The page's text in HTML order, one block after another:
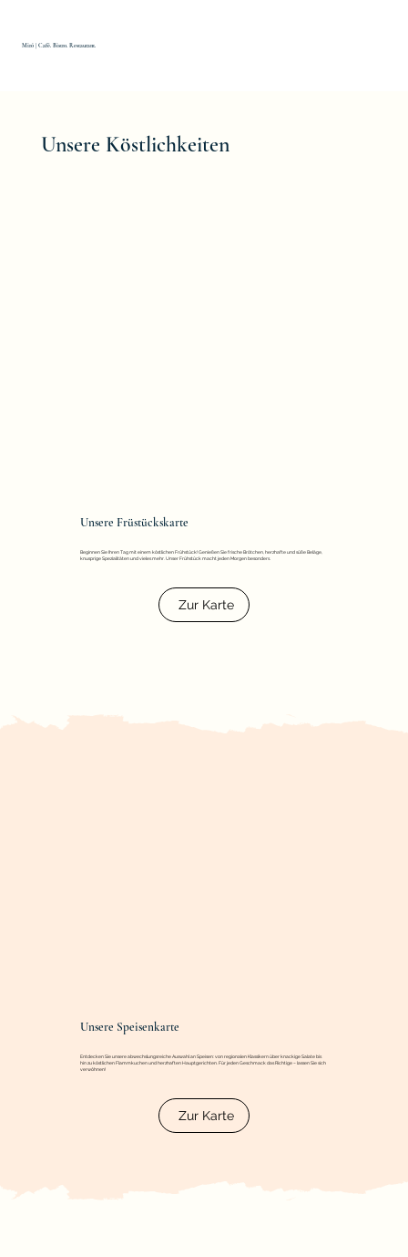
Miró | Café. Bistro. Restaurant.
Unsere Köstlichkeiten
Unsere Früstückskarte
Beginnen Sie Ihren Tag mit einem köstlichen Frühstück! Genießen Sie frische Brötchen, herzhafte und süße Beläge,
knusprige Spezialitäten und vieles mehr. Unser Frühstück macht jeden Morgen besonders.
Zur Karte
Unsere Speisenkarte
Entdecken Sie unsere abwechslungsreiche Auswahl an Speisen: von regionalen Klassikern über knackige Salate bis
hin zu köstlichen Flammkuchen und herzhaften Hauptgerichten. Für jeden Geschmack das Richtige – lassen Sie sich
verwöhnen!
Zur Karte